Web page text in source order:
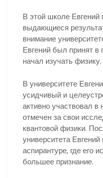
В этой школе
выдающиеся
внимание
Евгений был принят в
начал изучать физику.
В университете
усидчивый и
активно участвовал
отмечен за свои
квантовой физики.
университета
аспирантуре, где его
большее признание.